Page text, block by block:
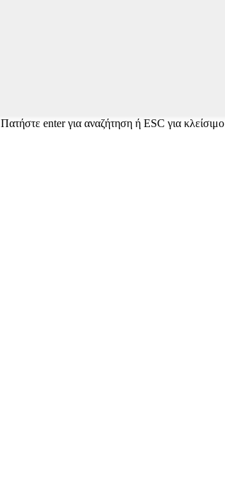
Πατήστε enter για αναζήτηση ή ESC για κλείσιμο